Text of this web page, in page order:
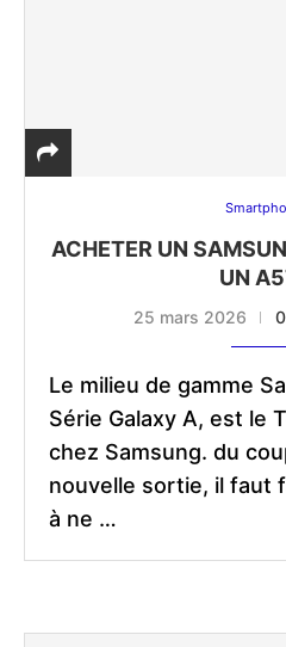
ACHETER UN
UN
25 mars 2026
Le milieu de gamme
Série Galaxy A, est le
chez Samsung. du
nouvelle sortie, il faut
à ne …